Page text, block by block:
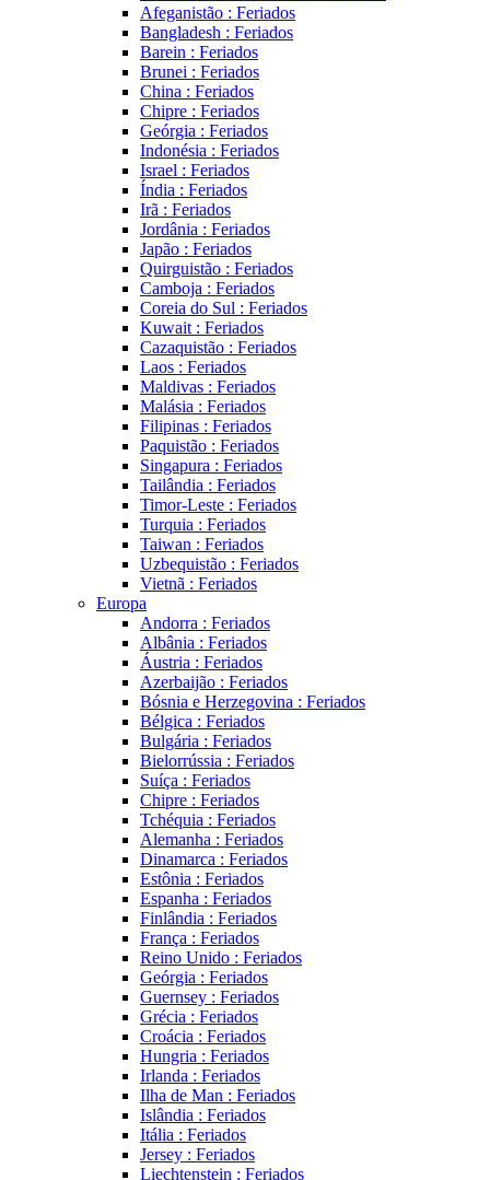
Afeganistão : Feriados
Bangladesh : Feriados
Barein : Feriados
Brunei : Feriados
China : Feriados
Chipre : Feriados
Geórgia : Feriados
Indonésia : Feriados
Israel : Feriados
Índia : Feriados
Irã : Feriados
Jordânia : Feriados
Japão : Feriados
Quirguistão : Feriados
Camboja : Feriados
Coreia do Sul : Feriados
Kuwait : Feriados
Cazaquistão : Feriados
Laos : Feriados
Maldivas : Feriados
Malásia : Feriados
Filipinas : Feriados
Paquistão : Feriados
Singapura : Feriados
Tailândia : Feriados
Timor-Leste : Feriados
Turquia : Feriados
Taiwan : Feriados
Uzbequistão : Feriados
Vietnã : Feriados
Europa
Andorra : Feriados
Albânia : Feriados
Áustria : Feriados
Azerbaijão : Feriados
Bósnia e Herzegovina : Feriados
Bélgica : Feriados
Bulgária : Feriados
Bielorrússia : Feriados
Suíça : Feriados
Chipre : Feriados
Tchéquia : Feriados
Alemanha : Feriados
Dinamarca : Feriados
Estônia : Feriados
Espanha : Feriados
Finlândia : Feriados
França : Feriados
Reino Unido : Feriados
Geórgia : Feriados
Guernsey : Feriados
Grécia : Feriados
Croácia : Feriados
Hungria : Feriados
Irlanda : Feriados
Ilha de Man : Feriados
Islândia : Feriados
Itália : Feriados
Jersey : Feriados
Liechtenstein : Feriados